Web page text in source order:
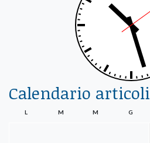
Calendario articoli
L M M G